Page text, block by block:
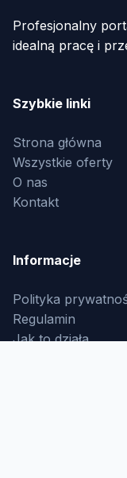
Profesjonalny
idealną pracę i
Szybkie linki
Strona główna
Wszystkie oferty
O nas
Kontakt
Informacje
Polityka
Regulamin
Jak to działa